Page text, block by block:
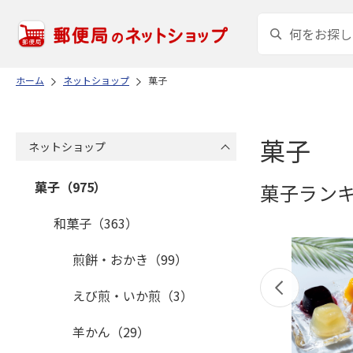
ホーム ネットショップ 菓子
菓子
菓子ラン
ネットショップ
菓子（975）
和菓子（363）
煎餅・おかき（99）
えび煎・いか煎（3）
羊かん（29）